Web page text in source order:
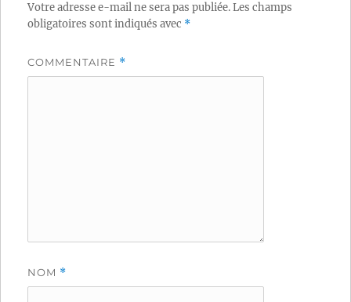
Votre adresse e-mail ne sera pas publiée.Les champs
obligatoires sont indiqués avec *
COMMENTAIRE *
NOM *